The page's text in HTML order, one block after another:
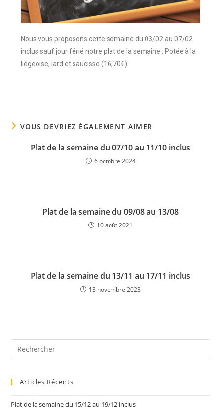
Nous vous proposons cette semaine du 03/02 au 07/02
inclus sauf jour férié notre plat de la semaine : Potée à la
liégeoise, lard et saucisse (16,70€)
VOUS DEVRIEZ ÉGALEMENT AIMER
Plat de la semaine du 07/10 au 11/10 inclus
6 octobre 2024
Plat de la semaine du 09/08 au 13/08
10 août 2021
Plat de la semaine du 13/11 au 17/11 inclus
13 novembre 2023
Articles Récents
Plat de la semaine du 15/12 au 19/12 inclus